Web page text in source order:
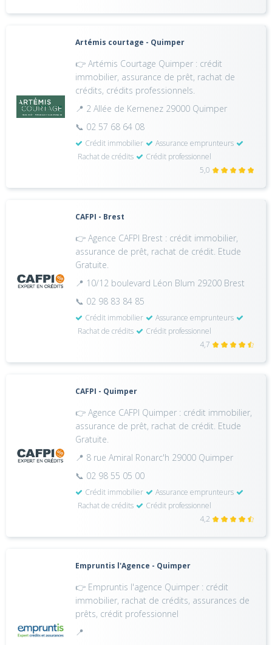
Artémis courtage - Quimper
👉 Artémis Courtage Quimper : crédit
immobilier, assurance de prêt, rachat de
crédits, crédits professionnels.
📍 2 Allée de Kernenez 29000 Quimper
📞 02 57 68 64 08
Crédit immobilier
Assurance emprunteurs
Rachat de crédits
Crédit professionnel
5,0
CAFPI - Brest
👉 Agence CAFPI Brest : crédit immobilier,
assurance de prêt, rachat de crédit. Etude
Gratuite.
📍 10/12 boulevard Léon Blum 29200 Brest
📞 02 98 83 84 85
Crédit immobilier
Assurance emprunteurs
Rachat de crédits
Crédit professionnel
4,7
CAFPI - Quimper
👉 Agence CAFPI Quimper : crédit immobilier,
assurance de prêt, rachat de crédit. Etude
Gratuite.
📍 8 rue Amiral Ronarc'h 29000 Quimper
📞 02 98 55 05 00
Crédit immobilier
Assurance emprunteurs
Rachat de crédits
Crédit professionnel
4,2
Empruntis l'Agence - Quimper
👉 Empruntis l'agence Quimper : crédit
immobilier, rachat de crédits, assurances de
prêts, crédit professionnel
📍